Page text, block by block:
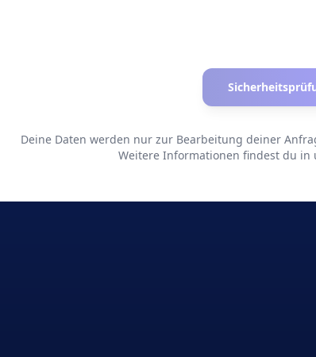
Deine Daten werden nur zur Bearbeitung deiner
Weitere Informationen findest du in